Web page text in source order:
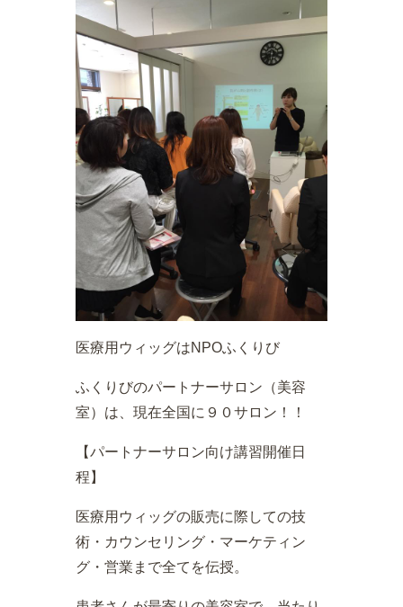
医療用ウィッグはNPOふくりび
ふくりびのパートナーサロン（美容
室）は、現在全国に９０サロン！！
【パートナーサロン向け講習開催日
程】
医療用ウィッグの販売に際しての技
術・カウンセリング・マーケティン
グ・営業まで全てを伝授。